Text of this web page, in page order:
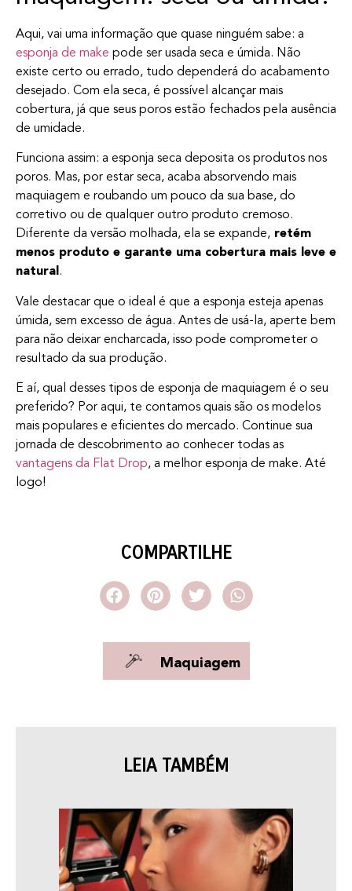
Aqui, vai uma informação que quase ninguém sabe: a
esponja de make pode ser usada seca e úmida. Não
existe certo ou errado, tudo dependerá do acabamento
desejado. Com ela seca, é possível alcançar mais
cobertura, já que seus poros estão fechados pela ausência
de umidade.
Funciona assim: a esponja seca deposita os produtos nos
poros. Mas, por estar seca, acaba absorvendo mais
maquiagem e roubando um pouco da sua base, do
corretivo ou de qualquer outro produto cremoso.
Diferente da versão molhada, ela se expande, retém
menos produto e garante uma cobertura mais leve e
natural.
Vale destacar que o ideal é que a esponja esteja apenas
úmida, sem excesso de água. Antes de usá-la, aperte bem
para não deixar encharcada, isso pode comprometer o
resultado da sua produção.
E aí, qual desses tipos de esponja de maquiagem é o seu
preferido? Por aqui, te contamos quais são os modelos
mais populares e eficientes do mercado. Continue sua
jornada de descobrimento ao conhecer todas as
vantagens da Flat Drop, a melhor esponja de make. Até
logo!
COMPARTILHE
Maquiagem
LEIA TAMBÉM